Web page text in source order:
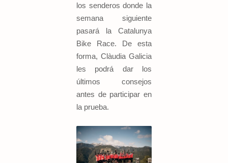
los senderos donde la
semana siguiente
pasará la Catalunya
Bike Race. De esta
forma, Clàudia Galicia
les podrá dar los
últimos consejos
antes de participar en
la prueba.